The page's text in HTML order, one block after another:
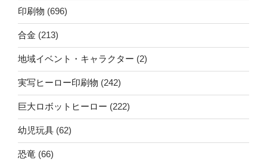
印刷物 (696)
合金 (213)
地域イベント・キャラクター (2)
実写ヒーロー印刷物 (242)
巨大ロボットヒーロー (222)
幼児玩具 (62)
恐竜 (66)